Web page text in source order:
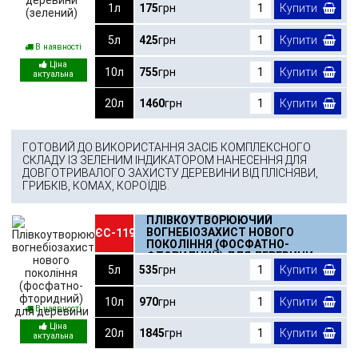
В наявності
1л 175грн Купити
5л 425грн Купити
10л 755грн Купити
20л 1460грн Купити
ГОТОВИЙ ДО ВИКОРИСТАННЯ ЗАСІБ КОМПЛЕКСНОГО
СКЛАДУ ІЗ ЗЕЛЕНИМ ІНДИКАТОРОМ НАНЕСЕННЯ ДЛЯ
ДОВГОТРИВАЛОГО ЗАХИСТУ ДЕРЕВИНИ ВІД ПЛІСНЯВИ,
ГРИБКІВ, КОМАХ, КОРОЇДІВ.
В наявності
ЄС-119
ПЛІВКОУТВОРЮЮЧИЙ
ВОГНЕБІОЗАХИСТ НОВОГО
ПОКОЛІННЯ (ФОСФАТНО-
ФТОРИДНИЙ) ДЛЯ ДЕРЕВИНИ
5л
535грн Купити
10л 970грн Купити
20л 1845грн Купити